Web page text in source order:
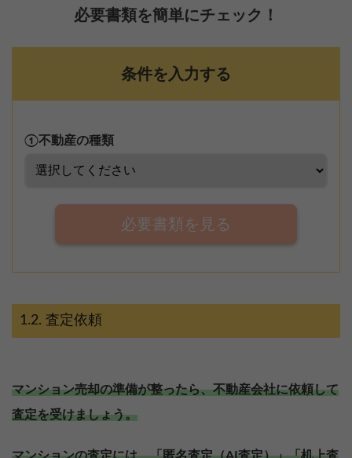
必要書類を簡単にチェック！
条件を入力する
①不動産の種類
必要書類を見る
査定依頼
マンション売却の準備が整ったら、不動産会社に依頼して
査定を受けましょう。
マンションの査定には、「匿名査定（AI査定）」「机上査